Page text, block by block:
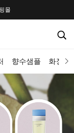
몰
향수샘플 화장품